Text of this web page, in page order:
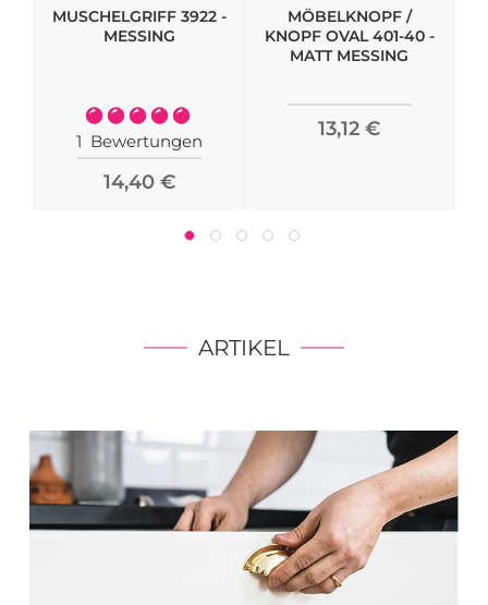
MUSCHELGRIFF 3922 -
MESSING
Bewertung:
100%
1 Bewertungen
14,40 €
MÖBELKNOPF /
KNOPF OVAL 401-40 -
MATT MESSING
13,12 €
ARTIKEL